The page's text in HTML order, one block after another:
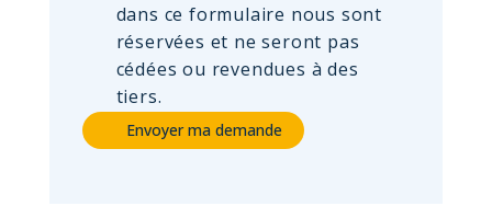
dans ce formulaire nous sont
réservées et ne seront pas
cédées ou revendues à des
tiers.